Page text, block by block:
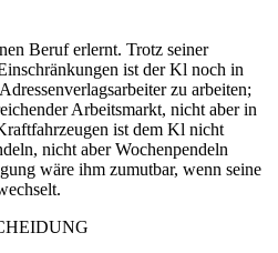
Beruf erlernt. Trotz seiner
ist der Kl noch in
zu arbeiten;
Arbeitsmarkt, nicht aber in
ist dem Kl nicht
nicht aber Wochenpendeln
wäre ihm zumutbar, wenn seine